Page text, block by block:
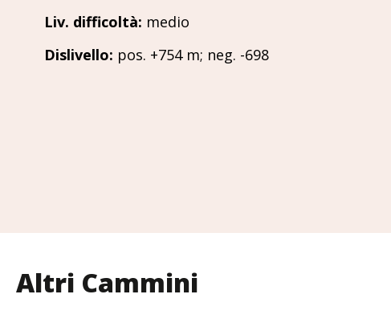
Liv. difficoltà: medio
Dislivello: pos. +754 m; neg. -698
Altri Cammini